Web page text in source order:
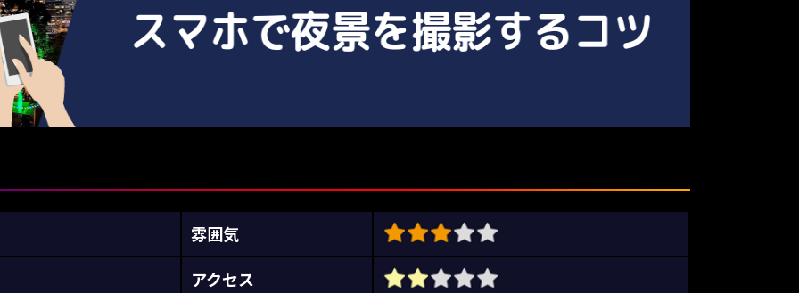
雰囲気
アクセス